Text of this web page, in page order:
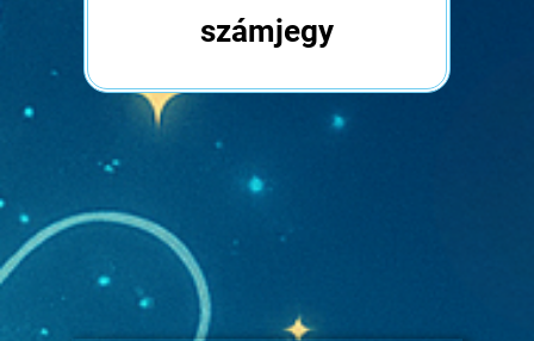
számjegy